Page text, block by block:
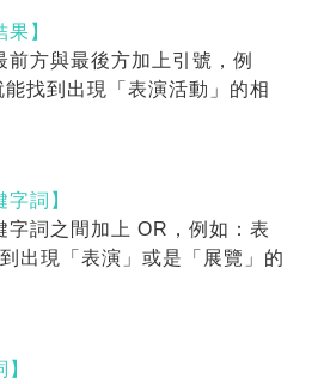
】
前方與最後方加上引號，例
找到出現「表演活動」的相
字詞】
字詞之間加上 OR，例如：表
出現「表演」或是「展覽」的